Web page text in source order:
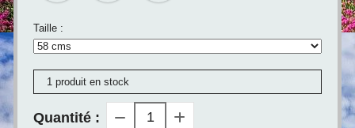
Taille :
1 produit en stock
Quantité :